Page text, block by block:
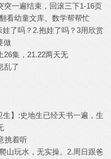
突一遍结束，回滚三下1-16页
看幼童文库、数学帮帮忙
了吗？2.抱娃了吗？3用欣赏
做
26集，21.22两天无
乱了
】:史地生已经天书一遍，生
挑着听
山玩水，无实操。2.周日跟爸